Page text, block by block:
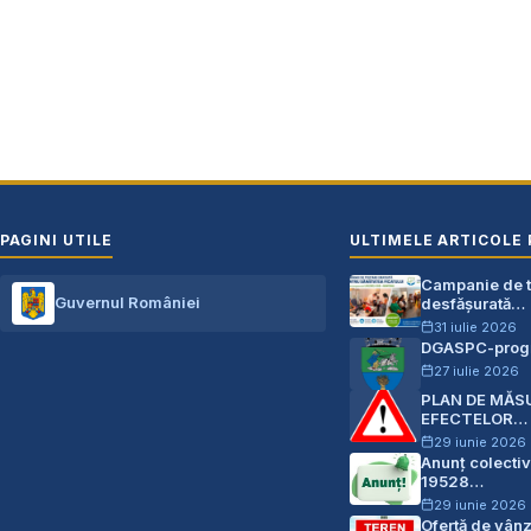
PAGINI UTILE
Guvernul României
ULTIMELE ARTICOLE
Campanie de
desfășurată…
31 iulie 2026
DGASPC-
27 iulie 2026
PLAN DE
EFECTELOR…
29 iunie 2026
Anunț
19528…
29 iunie 2026
Ofertă de